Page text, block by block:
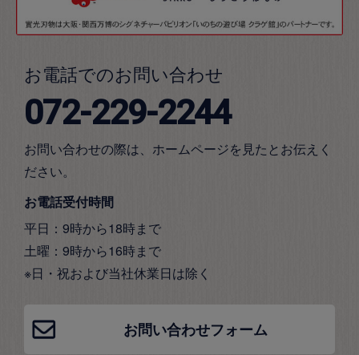
お電話でのお問い合わせ
072-229-2244
お問い合わせの際は、ホームページを見たとお伝えく
ださい。
お電話受付時間
平日：9時から18時まで
土曜：9時から16時まで
※日・祝および当社休業日は除く
お問い合わせフォーム